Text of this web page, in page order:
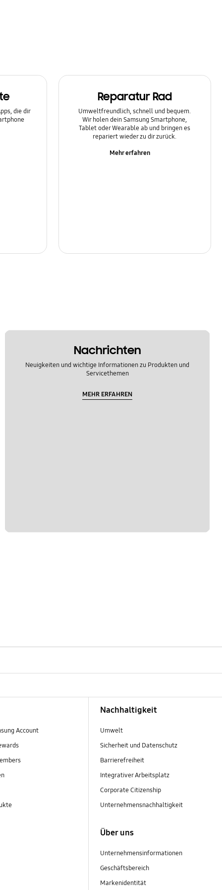
die dir
Reparatur Rad
Umweltfreundlich, schnell und bequem.
Wir holen dein Samsung Smartphone,
Tablet oder Wearable ab und bringen es
repariert wieder zu dir zurück.
Mehr erfahren
Nachrichten
Neuigkeiten und wichtige Informationen zu Produkten und
Servicethemen
MEHR ERFAHREN
Account
Nachhaltigkeit
Umwelt
Sicherheit und Datenschutz
Barrierefreiheit
Integrativer Arbeitsplatz
Corporate Citizenship
Unternehmensnachhaltigkeit
Über uns
Unternehmensinformationen
Geschäftsbereich
Markenidentität